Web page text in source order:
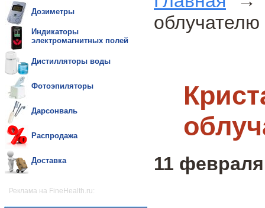
Дозиметры
Индикаторы
электромагнитных полей
Дистилляторы воды
Фотоэпиляторы
Дарсонваль
Распродажа
Доставка
Реклама на FineHealth.ru:
11 февраля